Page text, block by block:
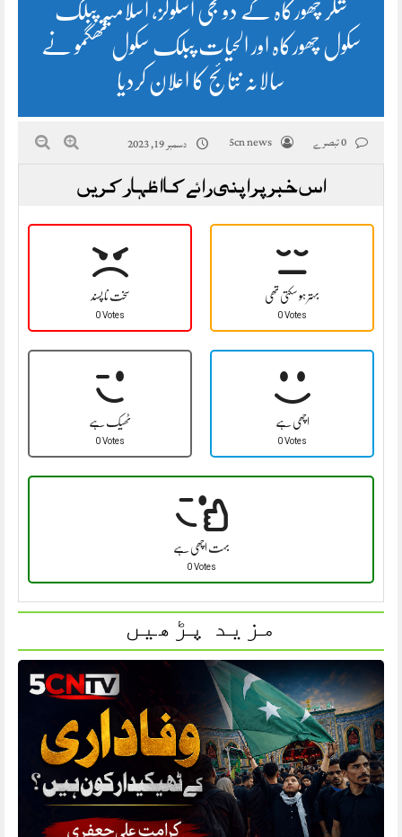
شگر چھورکاہ کے دو نجی اسکولز، اسلامیہ پبلک
سکول چھورکاہ اور الحیات پبلک سکول تھگمو نے
سالانہ نتائج کا اعلان کردیا
5cn news دسمبر 19, 2023
اس خبر پر اپنی رائے کا اظہار کریں
سخت نا پسند
0 Votes
بہتر ہو سکتی تھی
0 Votes
ٹھیک ہے
0 Votes
اچھی ہے
0 Votes
بہت اچھی ہے
0 Votes
مزید پڑھیں